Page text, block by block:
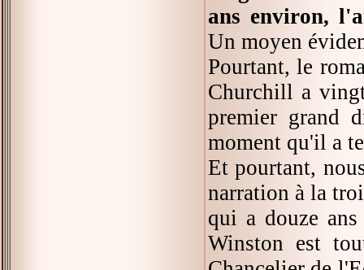
ans environ,
Un moyen
Pourtant, le
Churchill a
premier grand
moment qu'il a
Et pourtant,
narration à la
qui a douze
Winston est